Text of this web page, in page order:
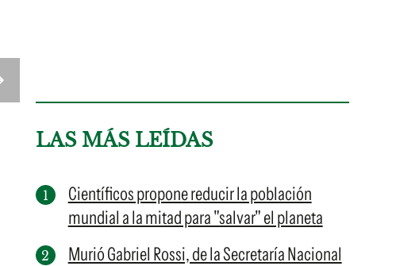
LAS MÁS LEÍDAS
Científicos propone reducir la población
mundial a la mitad para "salvar" el planeta
Murió Gabriel Rossi, de la Secretaría Nacional